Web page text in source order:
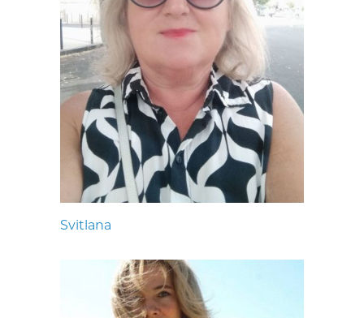
Svitlana